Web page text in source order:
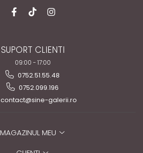
SUPORT CLIENTI
09:00 - 17:00
0752.51.55.48
0752.099.196
contact@sine-galerii.ro
MAGAZINUL MEU